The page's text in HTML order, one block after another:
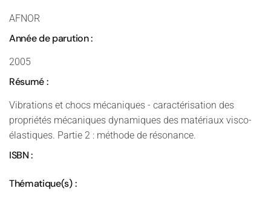
AFNOR
Année de parution :
2005
Résumé :
Vibrations et chocs mécaniques - caractérisation des
propriétés mécaniques dynamiques des matériaux visco-
élastiques. Partie 2 : méthode de résonance.
ISBN :
Thématique(s) :